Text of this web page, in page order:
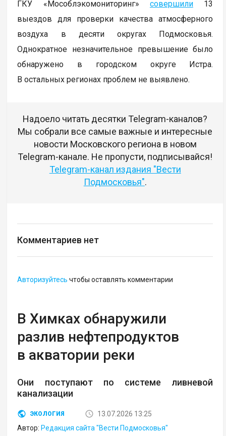
ГКУ «Мособлэкомониторинг» совершили13
выездов для проверки качества атмосферного
воздуха в десяти округах Подмосковья.
Однократное незначительное превышение было
обнаружено в городском округе Истра.
В остальных регионах проблем не выявлено.
Надоело читать десятки Telegram-каналов?
Мы собрали все самые важные и интересные
новости Московского региона в новом
Telegram-канале. Не пропусти, подписывайся!
Telegram-канал издания "Вести
Подмосковья".
Комментариев нет
Авторизуйтесь чтобы оставлять комментарии
В Химках обнаружили
разлив нефтепродуктов
в акватории реки
Они поступают по системе ливневой
канализации
ЭКОЛОГИЯ
13.07.2026 13:25
Автор: Редакция сайта "Вести Подмосковья"